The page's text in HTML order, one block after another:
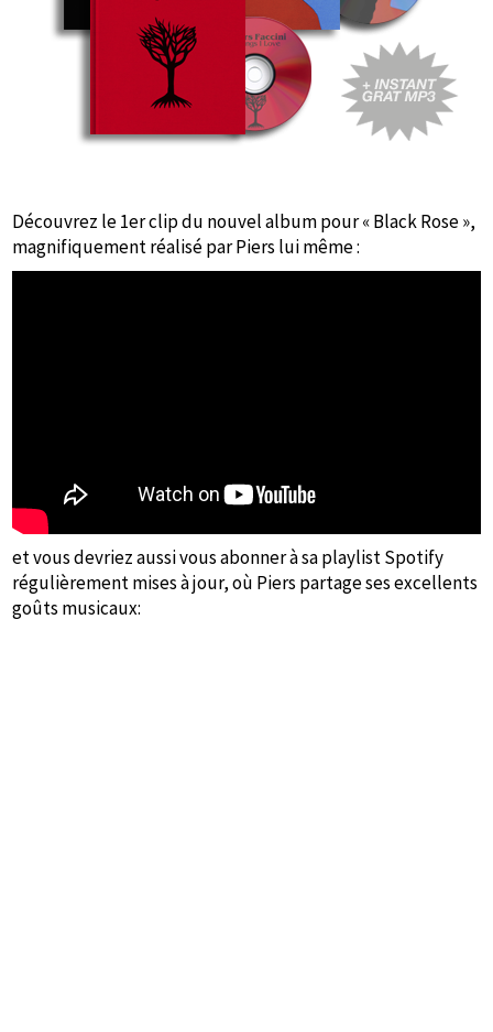
Découvrez le 1er clip du nouvel album pour « Black Rose »,
magnifiquement réalisé par Piers lui même :
et vous devriez aussi vous abonner à sa playlist Spotify
régulièrement mises à jour, où Piers partage ses excellents
goûts musicaux: